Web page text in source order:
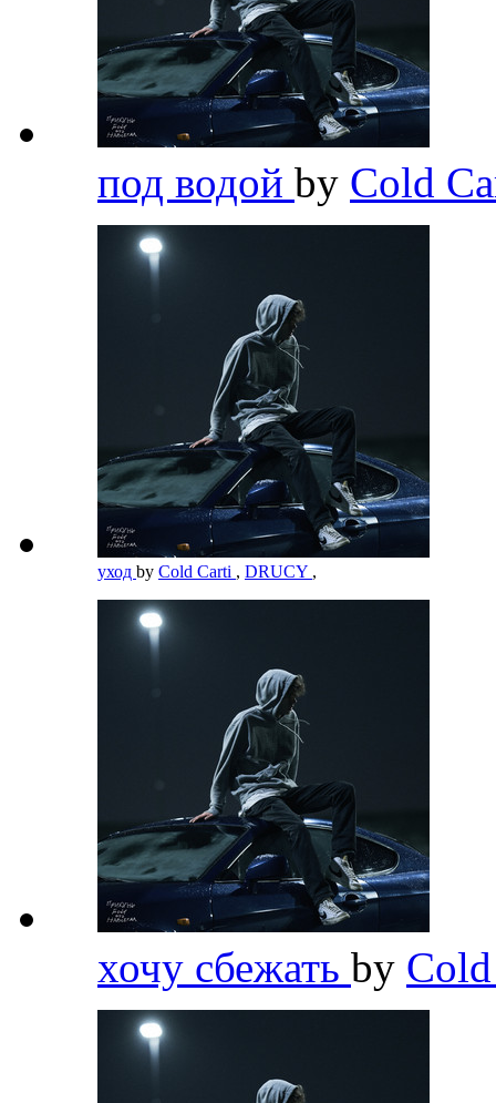
под водой by Cold
уход by Cold Carti , DRUCY ,
хочу сбежать by